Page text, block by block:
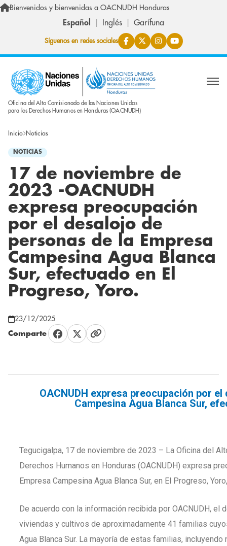
Pasar al contenido principal
Bienvenidos y bienvenidas a OACNUDH Honduras
Español Inglés Garífuna
Síguenos en redes sociales
Oficina del Alto Comisionado de las Naciones Unidas
para los Derechos Humanos en Honduras (OACNUDH)
Inicio Noticias
NOTICIAS
17 de noviembre de
2023 -OACNUDH
expresa preocupación
por el desalojo de
personas de la Empresa
Campesina Agua Blanca
Sur, efectuado en El
Progreso, Yoro.
23/12/2025
Comparte
OACNUDH expresa preocupación por
Campesina Agua Blanca Sur,
Tegucigalpa, 17 de noviembre de 2023 – La Oficina del
Derechos Humanos en Honduras (OACNUDH) expresa
Empresa Campesina Agua Blanca Sur, en El Progreso,
De acuerdo con la información recibida por OACNUDH,
viviendas y cultivos de aproximadamente 41 familias
Agua Blanca Sur. La mayoría de estas familias,